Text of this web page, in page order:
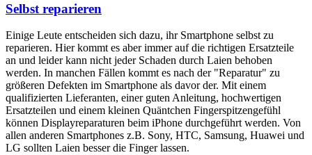
Selbst reparieren
Einige Leute entscheiden sich dazu, ihr Smartphone selbst zu
reparieren. Hier kommt es aber immer auf die richtigen Ersatzteile
an und leider kann nicht jeder Schaden durch Laien behoben
werden. In manchen Fällen kommt es nach der "Reparatur" zu
größeren Defekten im Smartphone als davor der. Mit einem
qualifizierten Lieferanten, einer guten Anleitung, hochwertigen
Ersatzteilen und einem kleinen Quäntchen Fingerspitzengefühl
können Displayreparaturen beim iPhone durchgeführt werden. Von
allen anderen Smartphones z.B. Sony, HTC, Samsung, Huawei und
LG sollten Laien besser die Finger lassen.